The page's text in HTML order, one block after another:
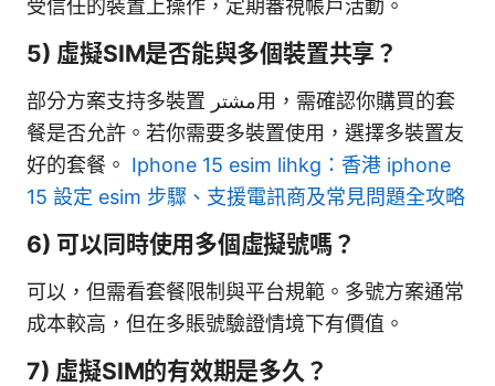
受信任的裝置上操作，定期審視帳戶活動。
5) 虛擬SIM是否能與多個裝置共享？
部分方案支持多裝置 مشتر用，需確認你購買的套
餐是否允許。若你需要多裝置使用，選擇多裝置友
好的套餐。 Iphone 15 esim lihkg：香港 iphone
15 設定 esim 步驟、支援電訊商及常見問題全攻略
6) 可以同時使用多個虛擬號嗎？
可以，但需看套餐限制與平台規範。多號方案通常
成本較高，但在多賬號驗證情境下有價值。
7) 虛擬SIM的有效期是多久？